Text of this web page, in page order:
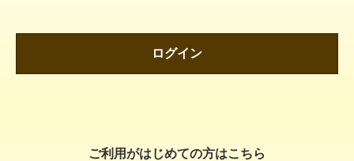
ログイン
ご利用がはじめての方はこちら